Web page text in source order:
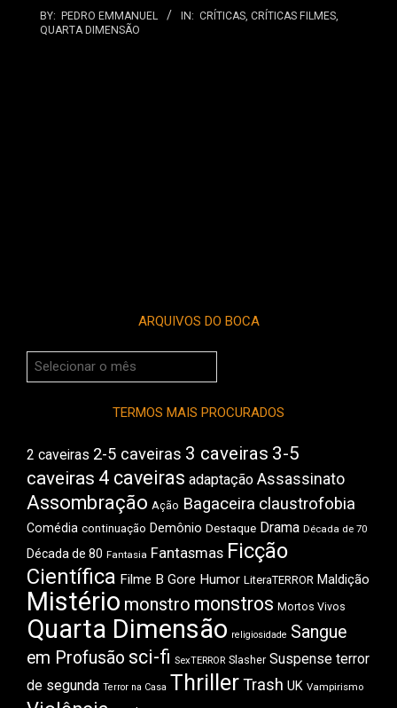
BY: PEDRO EMMANUEL IN: CRÍTICAS, CRÍTICAS FILMES,
QUARTA DIMENSÃO
ARQUIVOS DO BOCA
Arquivos
do
TERMOS MAIS PROCURADOS
2 caveiras 2-5 caveiras 3 caveiras 3-5
caveiras 4 caveiras adaptação Assassinato
Assombração Ação Bagaceira claustrofobia
Comédia continuação Demônio Destaque Drama Década de 70
Década de 80 Fantasia Fantasmas Ficção
Científica Filme B Gore Humor LiteraTERROR Maldição
Mistério monstro monstros Mortos Vivos
Quarta Dimensão religiosidade Sangue
em Profusão sci-fi SexTERROR Slasher Suspense terror
de segunda Terror na Casa ThrillerTrash UK Vampirismo